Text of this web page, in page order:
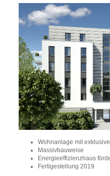
Wohnanlage mit
Massivbauweise
Energieeffizienzhaus
Fertigestellung 2019